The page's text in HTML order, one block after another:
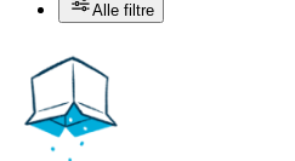
Alle filtre